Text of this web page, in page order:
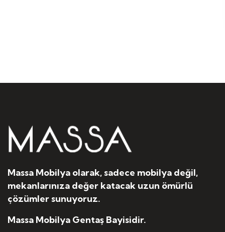
Massa Mobilya olarak, sadece mobilya değil,
mekanlarınıza değer katacak uzun ömürlü
çözümler sunuyoruz.
Massa Mobilya Gentaş Bayisidir.